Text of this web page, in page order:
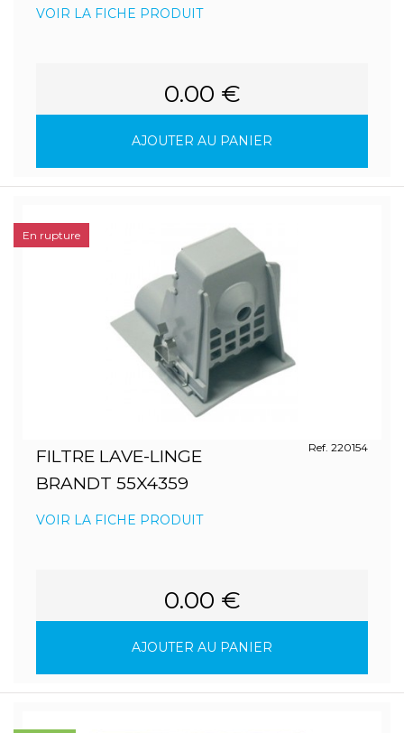
VOIR LA FICHE PRODUIT
0.00 €
AJOUTER AU PANIER
FILTRE LAVE-LINGE
BRANDT 55X4359
Ref. 220154
VOIR LA FICHE PRODUIT
0.00 €
AJOUTER AU PANIER
En rupture